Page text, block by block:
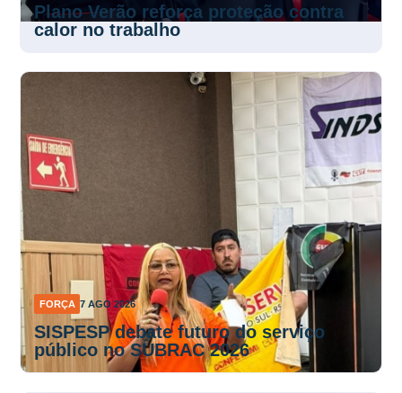
Plano Verão reforça proteção contra
calor no trabalho
FORÇA 7 AGO 2026
SISPESP debate futuro do serviço
público no SUBRAC 2026